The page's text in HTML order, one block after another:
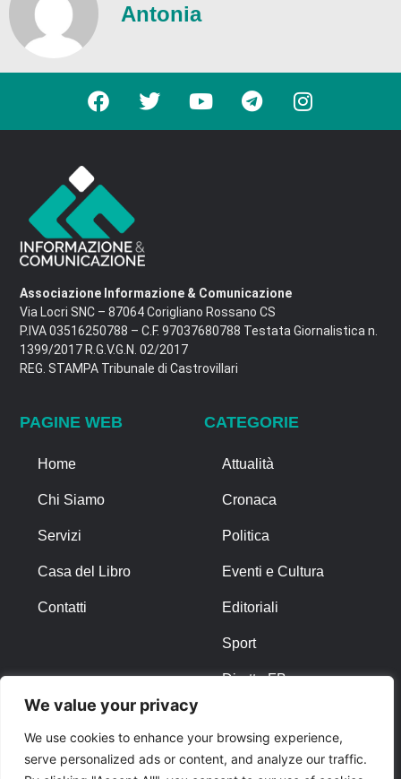
We value your privacy
We use cookies to enhance your browsing experience,
serve personalized ads or content, and analyze our traffic.
Antonia
Associazione Informazione & Comunicazione
Via Locri SNC – 87064 Corigliano Rossano CS
P.IVA 03516250788 – C.F. 97037680788 Testata Giornalistica n.
1399/2017 R.G.V.G.N. 02/2017
REG. STAMPA Tribunale di Castrovillari
PAGINE WEB
Home
Chi Siamo
Servizi
Casa del Libro
Contatti
CATEGORIE
Attualità
Cronaca
Politica
Eventi e Cultura
Editoriali
Sport
Diretta FB
ALTRO
Note Legali